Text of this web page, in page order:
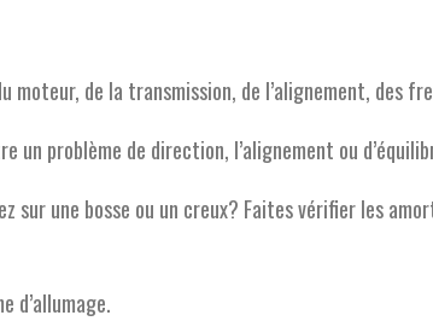
moteur, de la transmission, de l’alignement, des
problème de direction, l’alignement ou
sur une bosse ou un creux? Faites vérifier les
d’allumage.